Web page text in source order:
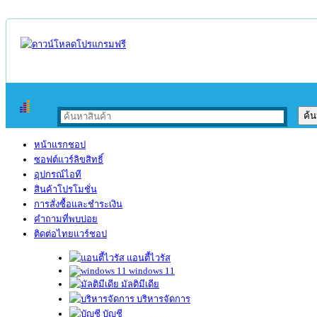
หน้าแรกชอป
ซอฟต์แวร์ลิขสิทธิ์
อุปกรณ์ไอที
สินค้าโปรโมชั่น
การสั่งซื้อและชำระเงิน
คำถามที่พบบ่อย
ติดต่อไทยแวร์ชอป
แอนตี้ไวรัส
windows 11
มัลติมีเดีย
บริหารจัดการ
บัญชี